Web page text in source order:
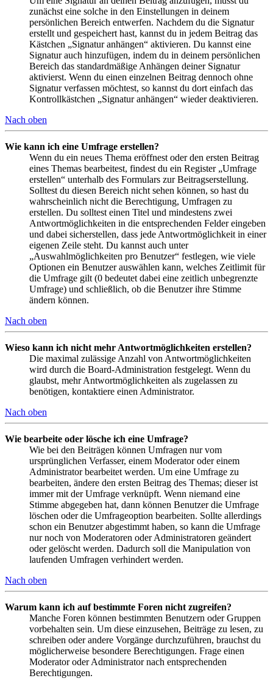
zunächst eine solche in den Einstellungen in deinem
persönlichen Bereich entwerfen. Nachdem du die Signatur
erstellt und gespeichert hast, kannst du in jedem Beitrag das
Kästchen „Signatur anhängen“ aktivieren. Du kannst eine
Signatur auch hinzufügen, indem du in deinem persönlichen
Bereich das standardmäßige Anhängen deiner Signatur
aktivierst. Wenn du einen einzelnen Beitrag dennoch ohne
Signatur verfassen möchtest, so kannst du dort einfach das
Kontrollkästchen „Signatur anhängen“ wieder deaktivieren.
Nach oben
Wie kann ich eine Umfrage erstellen?
Wenn du ein neues Thema eröffnest oder den ersten Beitrag
eines Themas bearbeitest, findest du ein Register „Umfrage
erstellen“ unterhalb des Formulars zur Beitragserstellung.
Solltest du diesen Bereich nicht sehen können, so hast du
wahrscheinlich nicht die Berechtigung, Umfragen zu
erstellen. Du solltest einen Titel und mindestens zwei
Antwortmöglichkeiten in die entsprechenden Felder eingeben
und dabei sicherstellen, dass jede Antwortmöglichkeit in einer
eigenen Zeile steht. Du kannst auch unter
„Auswahlmöglichkeiten pro Benutzer“ festlegen, wie viele
Optionen ein Benutzer auswählen kann, welches Zeitlimit für
die Umfrage gilt (0 bedeutet dabei eine zeitlich unbegrenzte
Umfrage) und schließlich, ob die Benutzer ihre Stimme
ändern können.
Nach oben
Wieso kann ich nicht mehr Antwortmöglichkeiten erstellen?
Die maximal zulässige Anzahl von Antwortmöglichkeiten
wird durch die Board-Administration festgelegt. Wenn du
glaubst, mehr Antwortmöglichkeiten als zugelassen zu
benötigen, kontaktiere einen Administrator.
Nach oben
Wie bearbeite oder lösche ich eine Umfrage?
Wie bei den Beiträgen können Umfragen nur vom
ursprünglichen Verfasser, einem Moderator oder einem
Administrator bearbeitet werden. Um eine Umfrage zu
bearbeiten, ändere den ersten Beitrag des Themas; dieser ist
immer mit der Umfrage verknüpft. Wenn niemand eine
Stimme abgegeben hat, dann können Benutzer die Umfrage
löschen oder die Umfrageoption bearbeiten. Sollte allerdings
schon ein Benutzer abgestimmt haben, so kann die Umfrage
nur noch von Moderatoren oder Administratoren geändert
oder gelöscht werden. Dadurch soll die Manipulation von
laufenden Umfragen verhindert werden.
Nach oben
Warum kann ich auf bestimmte Foren nicht zugreifen?
Manche Foren können bestimmten Benutzern oder Gruppen
vorbehalten sein. Um diese einzusehen, Beiträge zu lesen, zu
schreiben oder andere Vorgänge durchzuführen, brauchst du
möglicherweise besondere Berechtigungen. Frage einen
Moderator oder Administrator nach entsprechenden
Berechtigungen.